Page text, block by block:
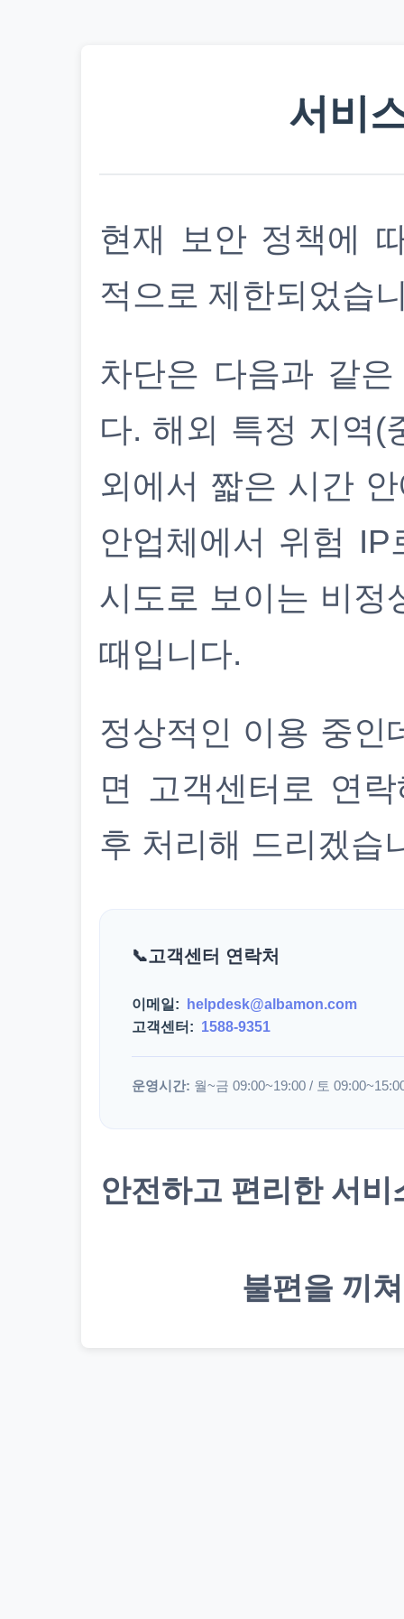
서비
현재 보안 정책에
적으로 제한되었습
차단은 다음과 같
다. 해외 특정 지역(
외에서 짧은 시간
안업체에서 위험
시도로 보이는 비정
때입니다.
정상적인 이용 중인
면 고객센터로 연
후 처리해 드리겠습
고객센터 연락처
이메일:
helpdesk@albamon.com
고객센터: 1588-9351
운영시간: 월~금 09:00~19:00 / 토
안전하고 편리한 서
불편을 끼